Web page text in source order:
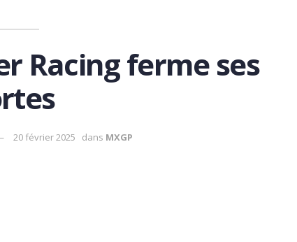
Racing ferme ses
20 février 2025 dans MXGP